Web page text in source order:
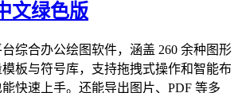
文绿色版
综合办公绘图软件，涵盖 260 余种图形
板与符号库，支持拖拽式操作和智能布
快速上手。还能导出图片、PDF 等多